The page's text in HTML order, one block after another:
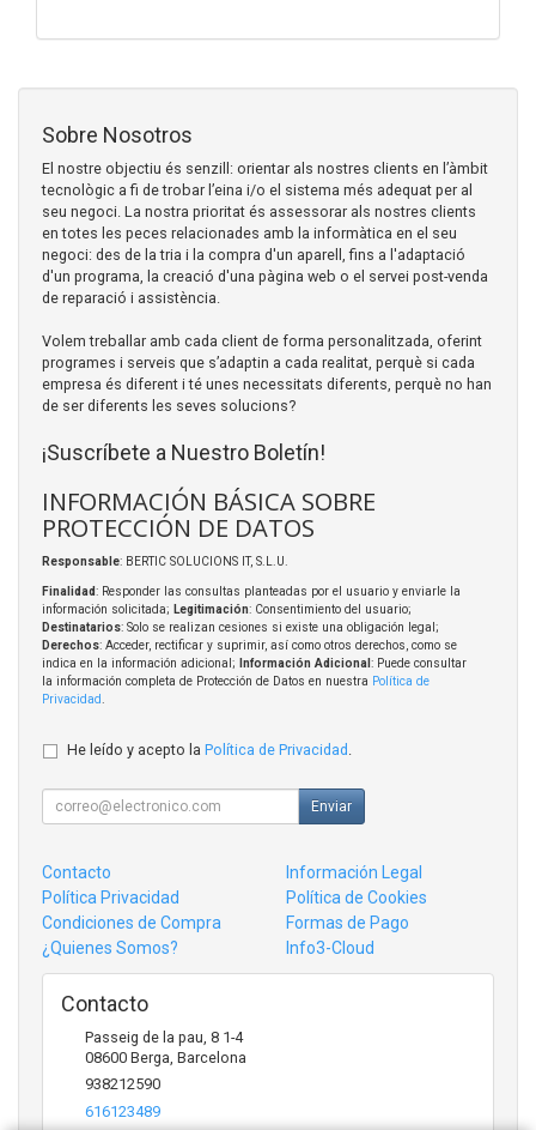
Sobre Nosotros
El nostre objectiu és senzill: orientar als nostres clients en l’àmbit
tecnològic a fi de trobar l’eina i/o el sistema més adequat per al
seu negoci. La nostra prioritat és assessorar als nostres clients
en totes les peces relacionades amb la informàtica en el seu
negoci: des de la tria i la compra d'un aparell, fins a l'adaptació
d'un programa, la creació d'una pàgina web o el servei post-venda
de reparació i assistència.
Volem treballar amb cada client de forma personalitzada, oferint
programes i serveis que s’adaptin a cada realitat, perquè si cada
empresa és diferent i té unes necessitats diferents, perquè no han
de ser diferents les seves solucions?
¡Suscríbete a Nuestro Boletín!
INFORMACIÓN BÁSICA SOBRE
PROTECCIÓN DE DATOS
Responsable: BERTIC SOLUCIONS IT, S.L.U.
Finalidad: Responder las consultas planteadas por el usuario y enviarle la
información solicitada; Legitimación: Consentimiento del usuario;
Destinatarios: Solo se realizan cesiones si existe una obligación legal;
Derechos: Acceder, rectificar y suprimir, así como otros derechos, como se
indica en la información adicional;
Información Adicional : Puede consultar
la información completa de Protección de Datos en nuestra Política de
Privacidad
He leído y acepto la Política de Privacidad
Enviar
Contacto
Información Legal
Política Privacidad
Política de Cookies
Condiciones de Compra
Formas de Pago
¿Quienes Somos?
Info3-Cloud
Contacto
Passeig de la pau, 8 1-4
08600 Berga Barcelona
938212590
616123489